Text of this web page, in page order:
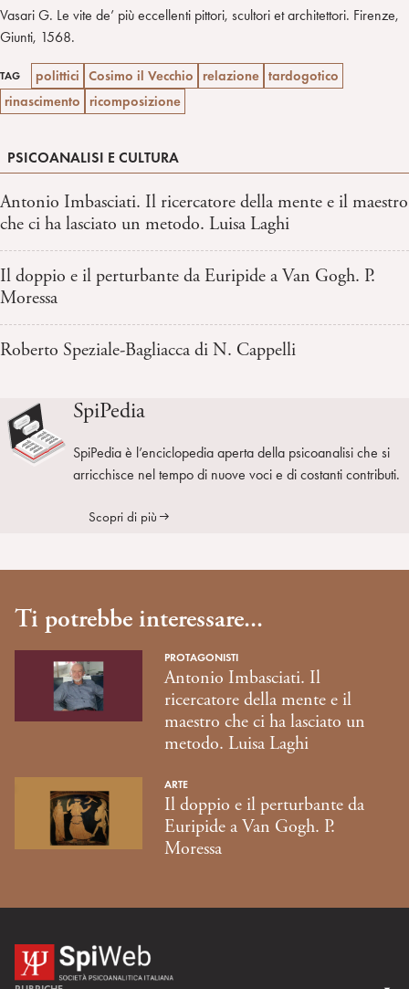
Vasari G. Le vite de’ più eccellenti pittori, scultori et architettori. Firenze,
Giunti, 1568.
TAG polittici Cosimo il Vecchio relazione tardogotico
rinascimento
ricomposizione
PSICOANALISI E CULTURA
Antonio Imbasciati. Il ricercatore della mente e il maestro
che ci ha lasciato un metodo. Luisa Laghi
Il doppio e il perturbante da Euripide a Van Gogh. P.
Moressa
Roberto Speziale-Bagliacca di N. Cappelli
SpiPedia
SpiPedia è l’enciclopedia aperta della psicoanalisi che si
arricchisce nel tempo di nuove voci e di costanti contributi.
Scopri di più
Ti potrebbe interessare...
PROTAGONISTI
Antonio Imbasciati. Il
ricercatore della mente e il
maestro che ci ha lasciato un
metodo. Luisa Laghi
ARTE
Il doppio e il perturbante da
Euripide a Van Gogh. P.
Moressa